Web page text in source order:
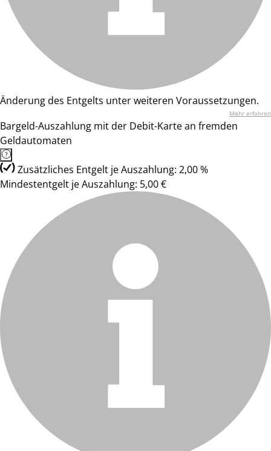
Änderung des Entgelts unter weiteren Voraussetzungen.
Mehr erfahren
Bargeld-Auszahlung mit der Debit-Karte an fremden
Geldautomaten
Zusätzliches Entgelt je Auszahlung: 2,00 %
Mindestentgelt je Auszahlung: 5,00 €